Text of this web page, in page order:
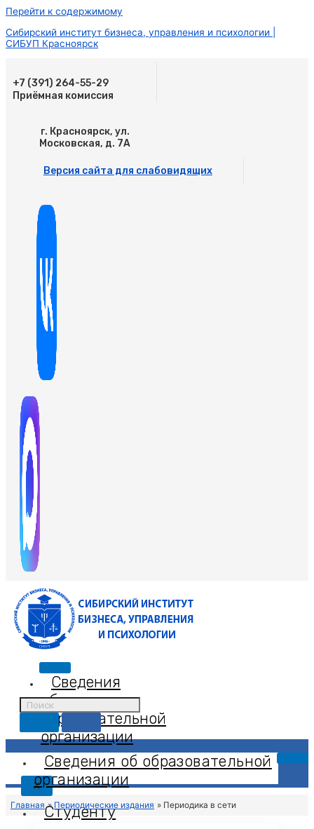
Перейти к содержимому
Сибирский институт бизнеса, управления и психологии |
СИБУП Красноярск
+7 (391) 264-55-29
Приёмная комиссия
г. Красноярск, ул.
Московская, д. 7А
Версия сайта для слабовидящих
Сведения
об
образовательной
организации
X
Сведения об образовательной
организации
Студенту
Главная Периодические издания Периодика в сети